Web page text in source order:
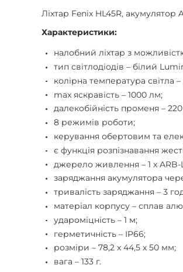
Ліхтар Fenix HL45R, акумулятор
Характеристики:
налобний ліхтар з
тип світлодіодів – білий
колірна температура світла
max яскравість – 1000 лм;
далекобійність променя –
8 режимів роботи;
керування обертовим та
є функція розпізнавання
джерело живлення – 1 х ARB-
заряджання акумулятора
тривалість заряджання – 3
матеріал корпусу – сплав
удароміцність – 1 м;
герметичність – IP66;
розміри – 78,2 х 44,5 х 50 мм;
вага – 133 г.